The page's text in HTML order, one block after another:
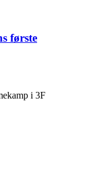
første
i 3F